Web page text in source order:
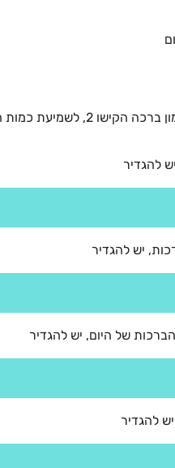
להגדיר
יש להגדיר
של היום, יש להגדיר
להגדיר